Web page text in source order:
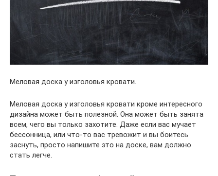
Меловая доска у изголовья кровати.
Меловая доска у изголовья кровати кроме интересного
дизайна может быть полезной. Она может быть занята
всем, чего вы только захотите. Даже если вас мучает
бессонница, или что-то вас тревожит и вы боитесь
заснуть, просто напишите это на доске, вам должно
стать легче.